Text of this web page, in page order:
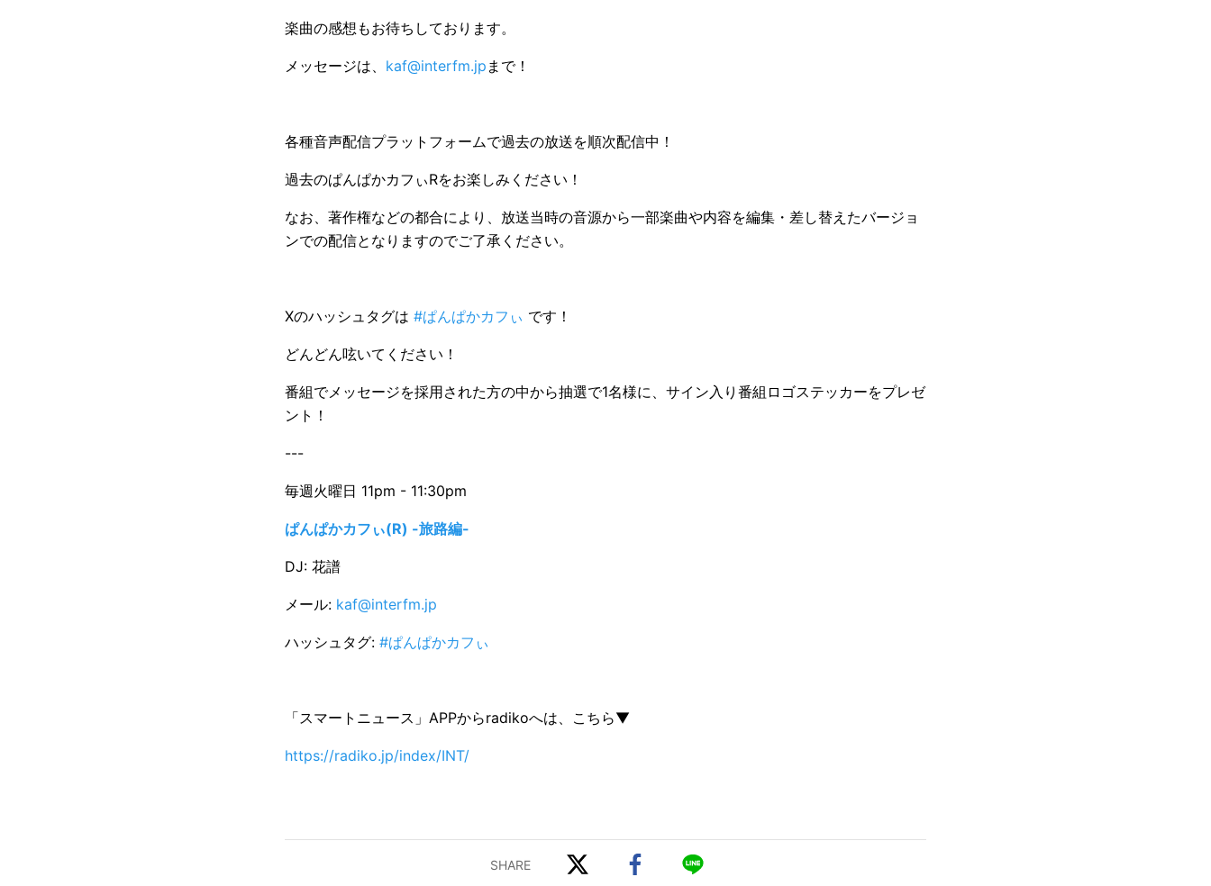
楽曲の感想もお待ちしております。
メッセージは、 kaf@interfm.jp まで！
各種音声配信プラットフォームで過去の放送を順次配信中！
過去のぱんぱかカフぃRをお楽しみください！
なお、著作権などの都合により、放送当時の⾳源から⼀部楽曲や内容を編集・差し替えたバージョ
ンでの配信となりますのでご了承ください。
Xのハッシュタグは #ぱんぱかカフぃ です！
どんどん呟いてください！
番組でメッセージを採用された方の中から抽選で1名様に、サイン入り番組ロゴステッカーをプレゼ
ント！
---
毎週火曜日 11pm - 11:30pm
ぱんぱかカフぃ(R) -旅路編-
DJ: 花譜
メール: kaf@interfm.jp
ハッシュタグ: #ぱんぱかカフぃ
「スマートニュース」APPからradikoへは、こちら▼
https://radiko.jp/index/INT/